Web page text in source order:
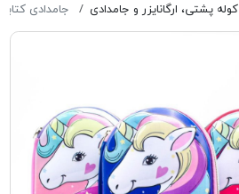
کوله پشتی، ارگانایزر و جامدادی جامدادی کتابی